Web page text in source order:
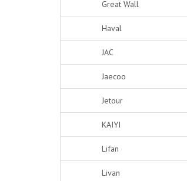
Great Wall
Haval
JAC
Jaecoo
Jetour
KAIYI
Lifan
Livan